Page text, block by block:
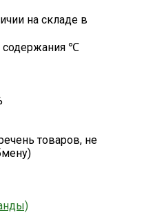
на складе в
содержания ℃
товаров, не